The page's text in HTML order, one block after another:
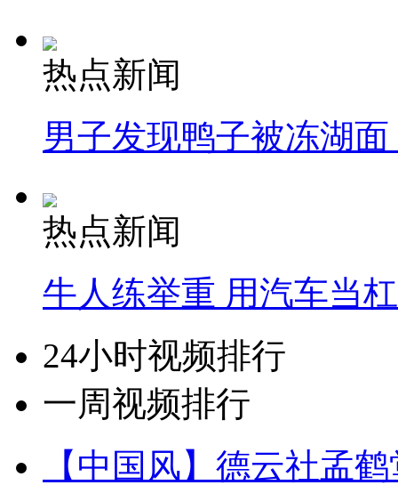
热点新闻
男子发现鸭子被冻湖
热点新闻
牛人练举重 用汽车当
24小时视频排行
一周视频排行
【中国风】德云社孟